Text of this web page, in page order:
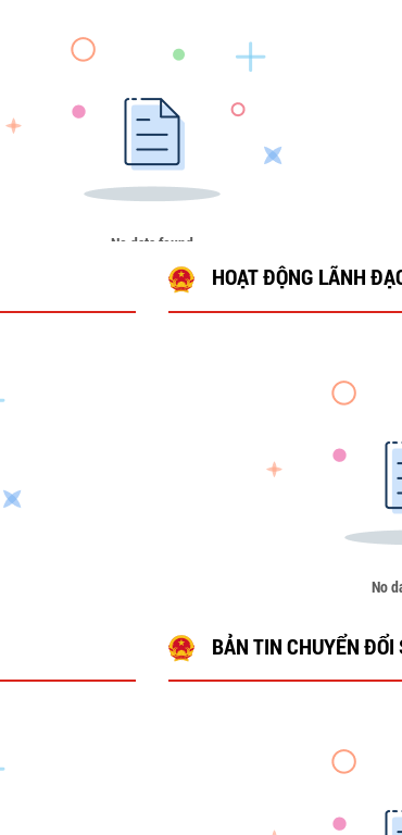
No data found
HOẠT ĐỘNG LÃNH
No
BẢN TIN CHUYỂN ĐỔI